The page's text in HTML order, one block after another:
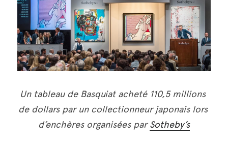
Un tableau de Basquiat acheté 110,5 millions
de dollars par un collectionneur japonais lors
d’enchères organisées par Sotheby’s